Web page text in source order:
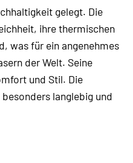
gelegt. Die
ihre thermischen
was für ein angenehmes
der Welt. Seine
und Stil. Die
langlebig und